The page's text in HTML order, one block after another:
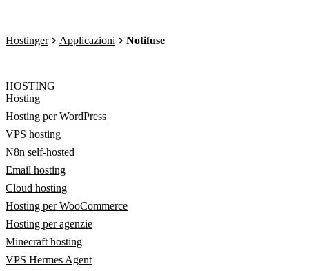
Hostinger Applicazioni Notifuse
HOSTING
Hosting
Hosting per WordPress
VPS hosting
N8n self-hosted
Email hosting
Cloud hosting
Hosting per WooCommerce
Hosting per agenzie
Minecraft hosting
VPS Hermes Agent